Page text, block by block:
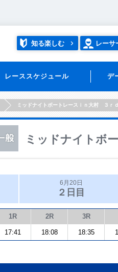
知る楽しむ レーサ
レーススケジュール デ
ミッドナイトボートレースｉｎ大村 ３ｒ
ミッドナイトボ
6月20日
２日目
1R 2R 3R
17:41 18:08 18:35